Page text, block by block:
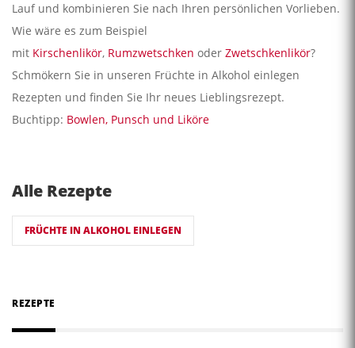
Lauf und kombinieren Sie nach Ihren persönlichen Vorlieben.
Wie wäre es zum Beispiel
mit Kirschenlikör, Rumzwetschken oder Zwetschkenlikör?
Schmökern Sie in unseren Früchte in Alkohol einlegen
Rezepten und finden Sie Ihr neues Lieblingsrezept.
Buchtipp: Bowlen, Punsch und Liköre
Alle Rezepte
FRÜCHTE IN ALKOHOL EINLEGEN
REZEPTE